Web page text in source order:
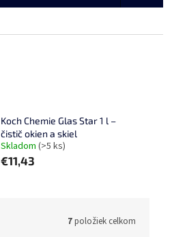
Koch Chemie Glas Star 1 l –
čistič okien a skiel
Skladom(>5 ks)
€11,43
7položiek celkom